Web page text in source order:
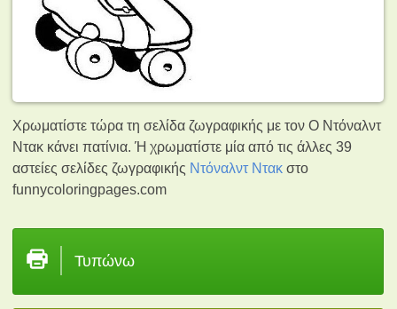
Χρωματίστε τώρα τη σελίδα ζωγραφικής με τον Ο Ντόναλντ
Ντακ κάνει πατίνια. Ή χρωματίστε μία από τις άλλες 39
αστείες σελίδες ζωγραφικής Ντόναλντ Ντακ στο
funnycoloringpages.com
Τυπώνω